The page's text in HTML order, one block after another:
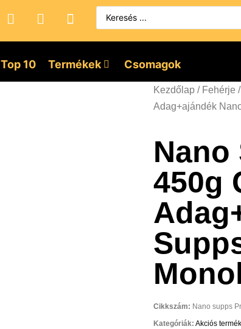
Top 10 Termékek Csomagok
Kezdőlap / Fehérje /
Adag+ajándék
Nano
450g
Cikkszám: Nano supps
Kategóriák: Akciós